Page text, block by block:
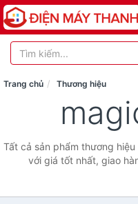
Trang chủ Thương hiệu
Tất cả sản phẩm thương
với giá tốt nhất, giao